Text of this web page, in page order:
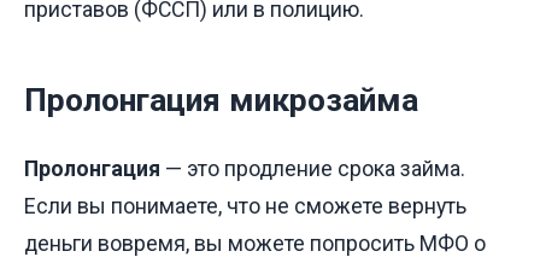
приставов (ФССП) или в полицию.
Пролонгация микрозайма
Пролонгация — это продление срока займа.
Если вы понимаете, что не сможете вернуть
деньги вовремя, вы можете попросить МФО о